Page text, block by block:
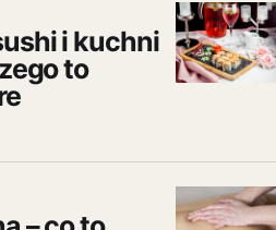
i kuchni
to